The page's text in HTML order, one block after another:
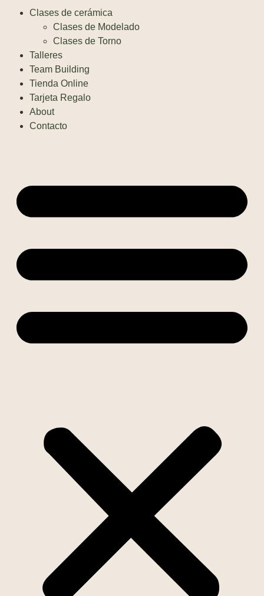
Clases de cerámica
Clases de Modelado
Clases de Torno
Talleres
Team Building
Tienda Online
Tarjeta Regalo
About
Contacto